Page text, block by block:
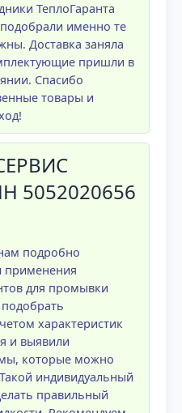
ТеплоГаранта
именно те
Доставка заняла
пришли в
Спасибо
товары и
5052020656
подробно
применения
для промывки
характеристик
и выявили
которые можно
индивидуальный
правильный